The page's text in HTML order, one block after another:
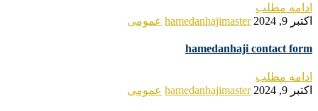
ادامه مطلب
اکتبر 9, 2024
hamedanhajimaster عمومی
hamedanhaji contact form
ادامه مطلب
اکتبر 9, 2024
hamedanhajimaster عمومی